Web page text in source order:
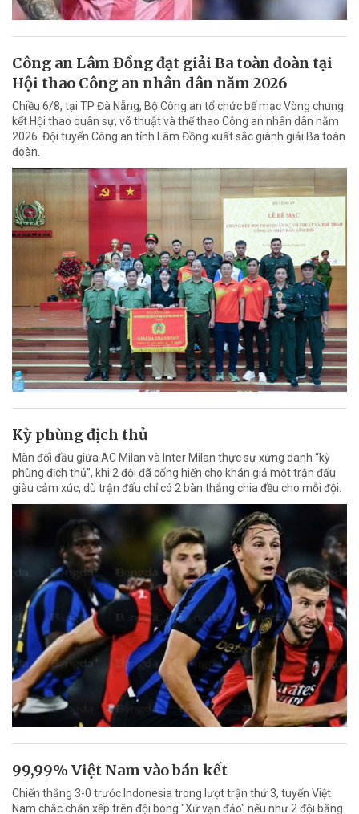
Công an Lâm Đồng đạt giải Ba toàn đoàn tại
Hội thao Công an nhân dân năm 2026
Chiều 6/8, tại TP Đà Nẵng, Bộ Công an tổ chức bế mạc Vòng chung
kết Hội thao quân sự, võ thuật và thể thao Công an nhân dân năm
2026. Đội tuyển Công an tỉnh Lâm Đồng xuất sắc giành giải Ba toàn
đoàn.
Kỳ phùng địch thủ
Màn đối đầu giữa AC Milan và Inter Milan thực sự xứng danh “kỳ
phùng địch thủ”, khi 2 đội đã cống hiến cho khán giả một trận đấu
giàu cảm xúc, dù trận đấu chỉ có 2 bàn thắng chia đều cho mỗi đội.
99,99% Việt Nam vào bán kết
Chiến thắng 3-0 trước Indonesia trong lượt trận thứ 3, tuyển Việt
Nam chắc chắn xếp trên đội bóng "Xứ vạn đảo" nếu như 2 đội bằng